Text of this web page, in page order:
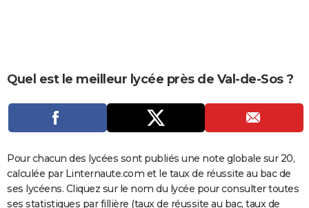
Dictionnaire
Biographies
Expressions
Proverbes
PROGRAMME TV
COPAINS D'AVANT
S'inscrire
Se connecter
Lycées
Collèges
Primaires
Universités
Entreprises
Service militaire
Avis de recherche
AVIS DE DÉCÈS
Quel est le meilleur lycée près de Val-de-Sos ?
Pour chacun des lycées sont publiés une note globale sur 20,
calculée par Linternaute.com et le taux de réussite au bac de
ses lycéens. Cliquez sur le nom du lycée pour consulter toutes
ses statistiques par fillière (taux de réussite au bac, taux de